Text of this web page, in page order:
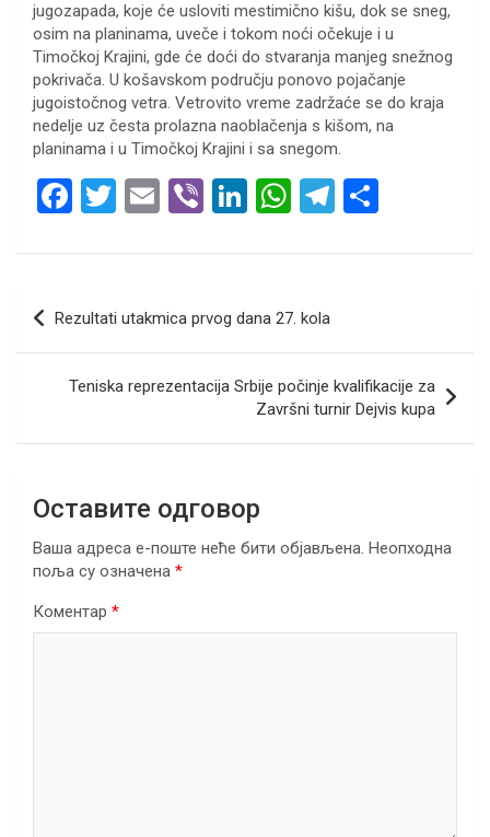
jugozapada, koje će usloviti mestimično kišu, dok se sneg,
osim na planinama, uveče i tokom noći očekuje i u
Timočkoj Krajini, gde će doći do stvaranja manjeg snežnog
pokrivača. U košavskom području ponovo pojačanje
jugoistočnog vetra. Vetrovito vreme zadržaće se do kraja
nedelje uz česta prolazna naoblačenja s kišom, na
planinama i u Timočkoj Krajini i sa snegom.
F
ce
o
o
k
T
tt
er
E
ail
Vi
er
Li
ke
n
W
at
s
A
p
p
T
e
m
ar
Кретање
чланка
Rezultati utakmica prvog dana 27. kola
Teniska reprezentacija Srbije počinje kvalifikacije za
Završni turnir Dejvis kupa
Оставите одговор
Ваша адреса е-поште неће бити објављена. Неопходна
поља су означена *
Коментар *